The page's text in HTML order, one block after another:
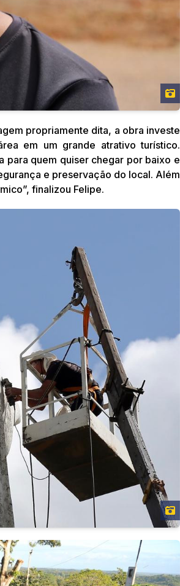
propriamente dita, a obra investe
em um grande atrativo turístico.
para quem quiser chegar por baixo e
e preservação do local. Além
finalizou Felipe.